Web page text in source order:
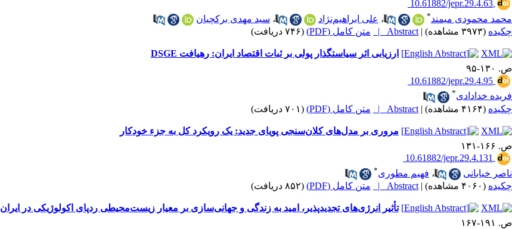
‎ 10.61882/jepr.29.4.63
محمد محمودی میمند* ، علی ابراهیم‌نژاد ، سید مهدی برکچیان
چکیده (۳۹۷۳ مشاهده) |
Abstract | متن کامل (PDF) (۷۴۶ دریافت)
ارزیابی اثر سیاستگذار پولی بر ثبات اقتصاد ایران: رهیافت DSGE
ص. ۱۳۰-۹۵
‎ 10.61882/jepr.29.4.95
فریده خدادادی*
چکیده (۴۱۶۴ مشاهده) |
Abstract | متن کامل (PDF) (۷۰۱ دریافت)
مروری بر مدل‌های کلان‌سنجی پویای جدید: یک رویکرد کل ‌به ‌جزء خودکار
ص. ۱۶۶-۱۳۱
‎ 10.61882/jepr.29.4.131
ناصر خیابانی
، فهیم مطوری*
چکیده (۴۰۶۰ مشاهده) |
Abstract | متن کامل (PDF) (۸۵۲ دریافت)
تأثیر انرژی‌های تجدیدپذیر، امید به زندگی و جهانی‌سازی بر معیار زیست‌محیطی ردپای اکولوژیکی در ایران
ص. ۱۹۱-۱۶۷